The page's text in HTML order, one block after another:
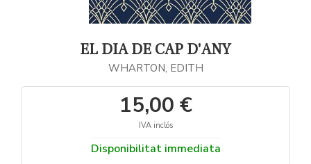
EL DIA DE CAP D'ANY
WHARTON, EDITH
15,00 €
IVA inclós
Disponibilitat immediata